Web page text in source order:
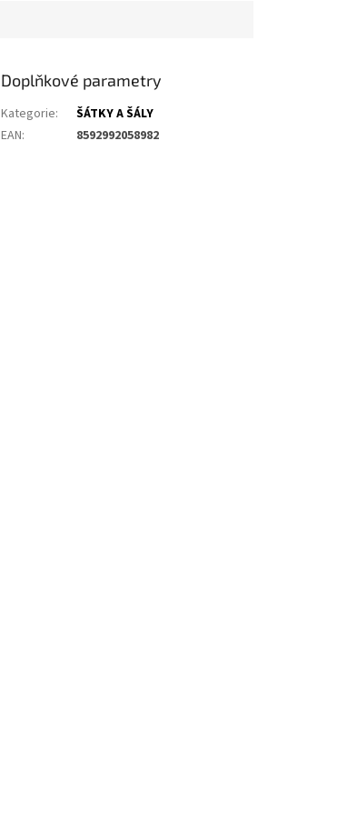
Doplňkové parametry
Kategorie:
ŠÁTKY A ŠÁLY
EAN: 8592992058982